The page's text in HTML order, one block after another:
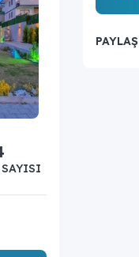
SAYISI
PAYLAŞ